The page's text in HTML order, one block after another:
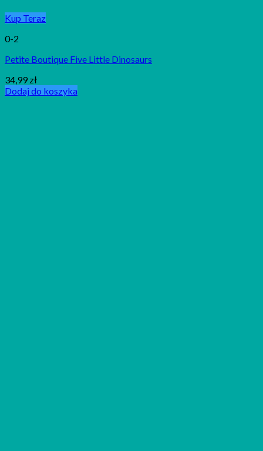
Kup Teraz
0-2
Petite Boutique Five Little Dinosaurs
34,99 zł
Dodaj do koszyka